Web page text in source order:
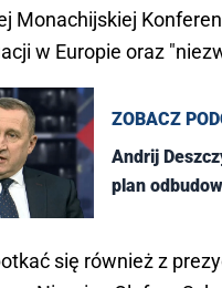
Monachijskiej
w Europie oraz
ZOBACZ
Andrij
plan
się również z